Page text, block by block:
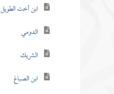
ابن أخت الطويل
الدومي
الشريك
ابن الصباغ